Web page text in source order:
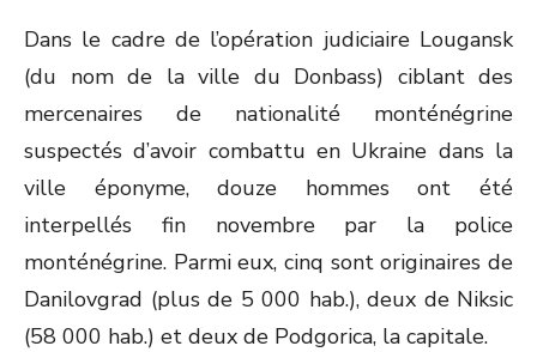
Dans le cadre de l’opération judiciaire Lougansk
(du nom de la ville du Donbass) ciblant des
mercenaires de nationalité monténégrine
suspectés d’avoir combattu en Ukraine dans la
ville éponyme, douze hommes ont été
interpellés fin novembre par la police
monténégrine. Parmi eux, cinq sont originaires de
Danilovgrad (plus de 5 000 hab.), deux de Niksic
(58 000 hab.) et deux de Podgorica, la capitale.